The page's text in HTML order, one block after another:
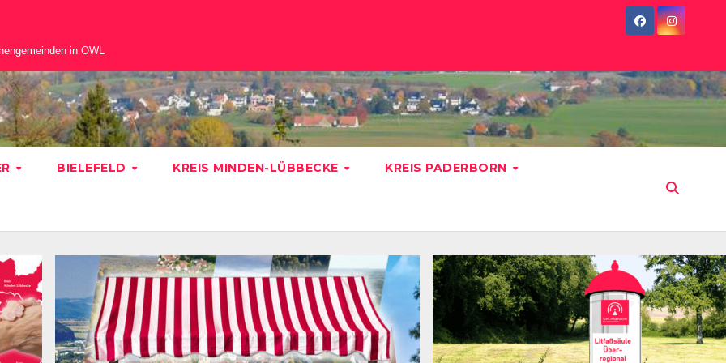
in OWL
BIELEFELD KREIS MINDEN-LÜBBECKE KREIS PADERBORN